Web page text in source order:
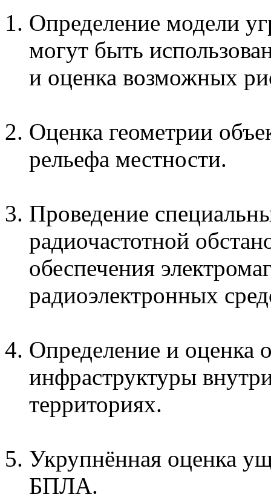
Определение модели
могут быть
и оценка возможных
Оценка геометрии
рельефа местности.
Проведение
радиочастотной
обеспечения
радиоэлектронных
Определение и оценка
инфраструктуры
территориях.
Укрупнённая оценка
БПЛА.